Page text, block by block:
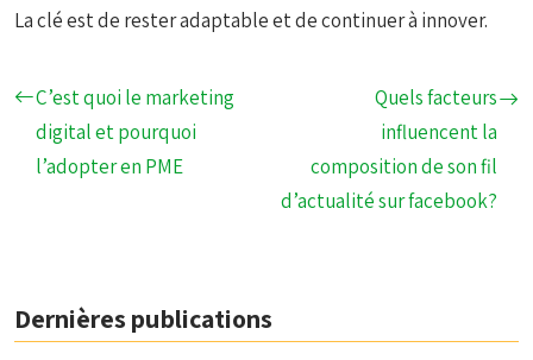
La clé est de rester adaptable et de continuer à innover.
C’est quoi le marketing
digital et pourquoi
l’adopter en PME
Quels facteurs
influencent la
composition de son fil
d’actualité sur facebook?
Dernières publications